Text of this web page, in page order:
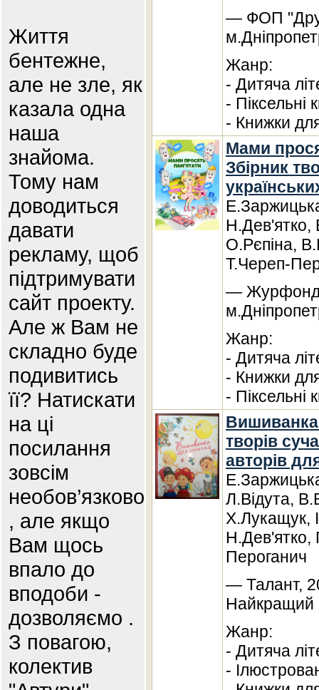
Життя
бентежне,
але не зле, як
казала одна
наша
знайома.
Тому нам
доводиться
давати
рекламу, щоб
підтримувати
сайт проекту.
Але ж Вам не
складно буде
подивитись
її? Натискати
на ці
посилання
зовсім
необов’язково
, але якщо
Вам щось
впало до
вподоби -
дозволяємо .
З повагою,
колектив
— ФОП
Жанр:
- Дитяча
- Піксельні
- Книжки
Мами
Збірник
Н.Дев'ятко,
О.Рєпіна,
Т.Череп-
—
Жанр:
- Дитяча
- Книжки
- Піксельні
Вишиванка
творів
авторів
Л.Відута,
Х.Лукащук,
Н.Дев'ятко,
Пероганич
— Талант,
Найкращий
Жанр:
- Дитяча
-